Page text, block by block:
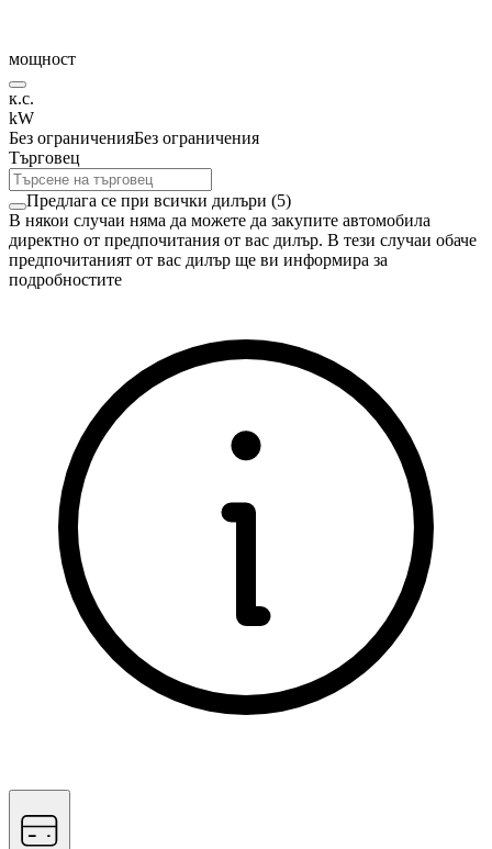
мощност
к.с.
kW
Без ограниченияБез ограничения
Търговец
Предлага се при всички дилъри (5)
В някои случаи няма да можете да закупите автомобила
директно от предпочитания от вас дилър. В тези случаи обаче
предпочитаният от вас дилър ще ви информира за
подробностите